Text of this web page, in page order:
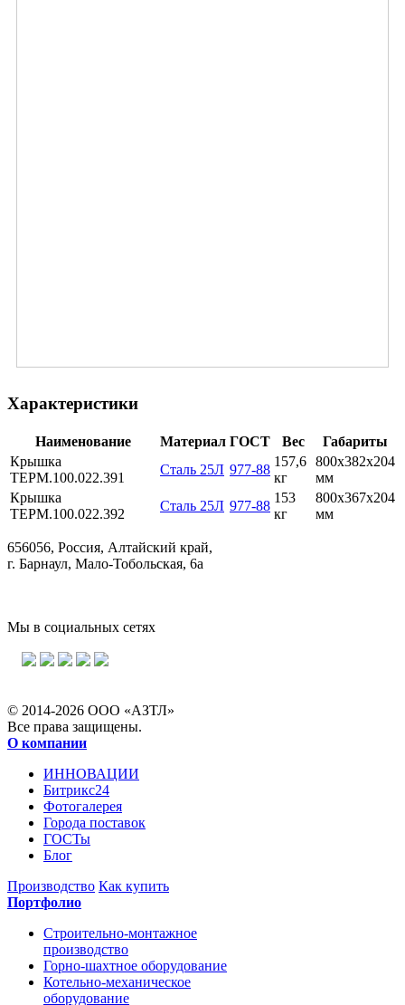
Характеристики
Наименование Материал ГОСТ Вес
Габариты
Крышка
ТЕРМ.100.022.391
Сталь 25Л 977-88
157,6
кг
800х382х204
мм
Крышка
ТЕРМ.100.022.392
Сталь 25Л 977-88
153
кг
800х367х204
мм
656056, Россия, Алтайский край,
г. Барнаул, Мало-Тобольская, 6а
Мы в социальных сетях
© 2014-2026 ООО «АЗТЛ»
Все права защищены.
О компании
ИННОВАЦИИ
Битрикс24
Фотогалерея
Города поставок
ГОСТы
Блог
Производство Как купить
Портфолио
Строительно-монтажное
производство
Горно-шахтное оборудование
Котельно-механическое
оборудование